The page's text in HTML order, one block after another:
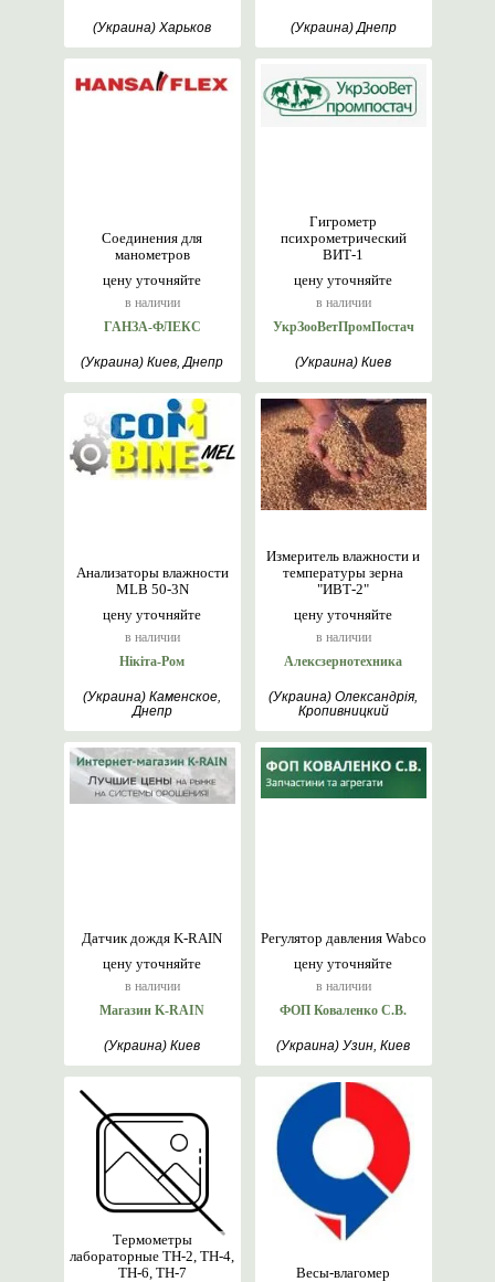
(Украина) Харьков (Украина) Днепр
цену уточняйте
в наличии
Соединения для
манометров
ГАНЗА-ФЛЕКС
(Украина) Киев, Днепр
цену уточняйте
в наличии
Гигрометр
психрометрический
ВИТ-1
УкрЗооВетПромПостач
(Украина) Киев
цену уточняйте
в наличии
Анализаторы влажности
MLB 50-3N
Нікіта-Ром
(Украина) Каменское,
Днепр
цену уточняйте
в наличии
Измеритель влажности и
температуры зерна
"ИВТ-2"
Алексзернотехника
(Украина) Олександрія,
Кропивницкий
цену уточняйте
в наличии
Датчик дождя K-RAIN
Магазин K-RAIN
(Украина) Киев
цену уточняйте
в наличии
Регулятор давления Wabco
ФОП Коваленко С.В.
(Украина) Узин, Киев
Термометры
лабораторные ТН-2, ТН-4,
ТН-6, ТН-7
Весы-влагомер